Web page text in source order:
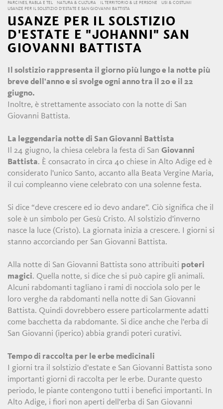
PARCINES, RABLA E TEL NATURA & CULTURA IL TERRITORIO & LE PERSONE
USI & COSTUMI
USANZE PER IL SOLSTIZIO D'ESTATE E SAN GIOVANNI BATTISTA
USANZE PER IL SOLSTIZIO
D'ESTATE E "JOHANNI" SAN
GIOVANNI BATTISTA
Il solstizio rappresenta il giorno più lungo e la notte più
breve dell'anno e si svolge ogni anno tra il 20 e il 22
giugno.
Inoltre, è strettamente associato con la notte di San
Giovanni Battista.
La leggendaria notte di San Giovanni Battista
Il 24 giugno, la chiesa celebra la festa di SanGiovanni
Battista. È consacrato in circa 40 chiese in Alto Adige ed è
considerato l'unico Santo, accanto alla Beata Vergine Maria,
il cui compleanno viene celebrato con una solenne festa.
Si dice “deve crescere ed io devo andare”. Ciò significa che il
sole è un simbolo per Gesù Cristo. Al solstizio d'inverno
nasce la luce (Cristo). La giornata inizia a crescere. I giorni si
stanno accorciando per San Giovanni Battista.
Alla notte di San Giovanni Battista sono attribuiti poteri
magici. Quella notte, si dice che si può capire gli animali.
Alcuni rabdomanti tagliano i rami di nocciola solo per le
loro verghe da rabdomanti nella notte di San Giovanni
Battista. Quindi dovrebbero essere particolarmente adatti
come bacchetta da rabdomante. Si dice anche che l'erba di
San Giovanni (iperico) abbia grandi poteri curativi.
Tempo di raccolta per le erbe medicinali
I giorni tra il solstizio d'estate e San Giovanni Battista sono
importanti giorni di raccolta per le erbe. Durante questo
periodo, le piante contengono tutti i benefici importanti. In
Alto Adige, i fiori non aperti dell'erba di San Giovanni